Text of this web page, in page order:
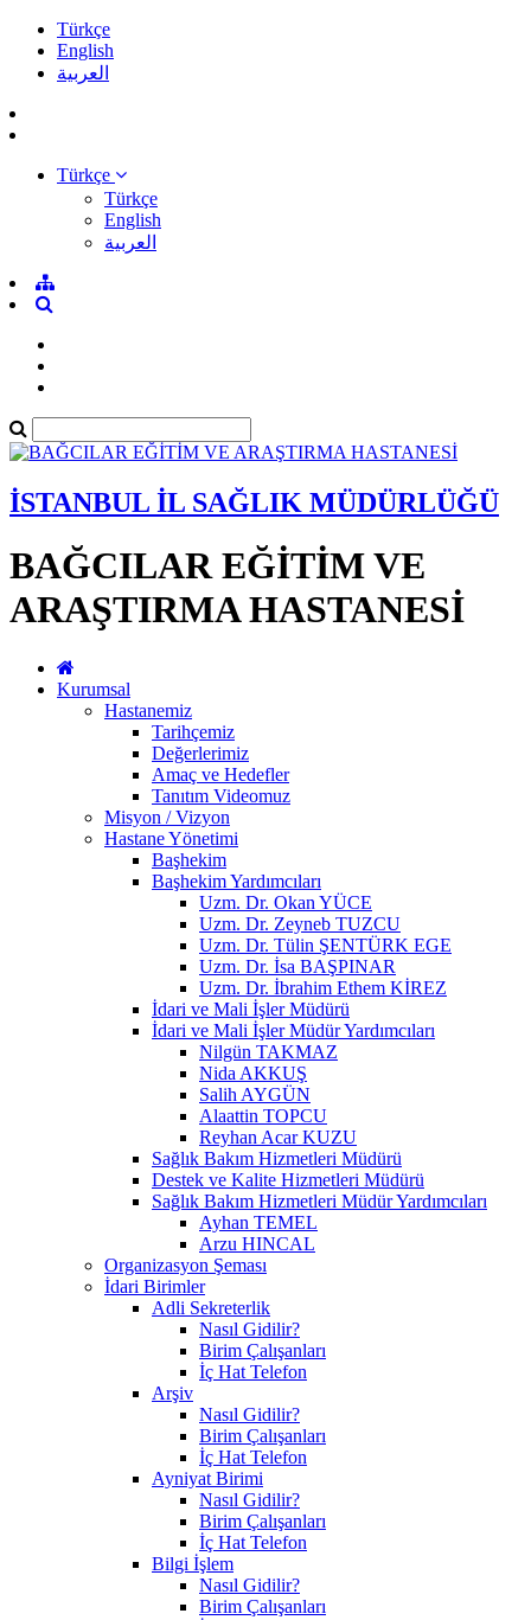
Türkçe
English
العربية
Türkçe
Türkçe
English
العربية
İSTANBUL İL SAĞLIK MÜDÜRLÜĞÜ
BAĞCILAR EĞİTİM VE
ARAŞTIRMA HASTANESİ
Kurumsal
Hastanemiz
Tarihçemiz
Değerlerimiz
Amaç ve Hedefler
Tanıtım Videomuz
Misyon / Vizyon
Hastane Yönetimi
Başhekim
Başhekim Yardımcıları
Uzm. Dr. Okan YÜCE
Uzm. Dr. Zeyneb TUZCU
Uzm. Dr. Tülin ŞENTÜRK EGE
Uzm. Dr. İsa BAŞPINAR
Uzm. Dr. İbrahim Ethem KİREZ
İdari ve Mali İşler Müdürü
İdari ve Mali İşler Müdür Yardımcıları
Nilgün TAKMAZ
Nida AKKUŞ
Salih AYGÜN
Alaattin TOPCU
Reyhan Acar KUZU
Sağlık Bakım Hizmetleri Müdürü
Destek ve Kalite Hizmetleri Müdürü
Sağlık Bakım Hizmetleri Müdür Yardımcıları
Ayhan TEMEL
Arzu HINCAL
Organizasyon Şeması
İdari Birimler
Adli Sekreterlik
Nasıl Gidilir?
Birim Çalışanları
İç Hat Telefon
Arşiv
Nasıl Gidilir?
Birim Çalışanları
İç Hat Telefon
Ayniyat Birimi
Nasıl Gidilir?
Birim Çalışanları
İç Hat Telefon
Bilgi İşlem
Nasıl Gidilir?
Birim Çalışanları